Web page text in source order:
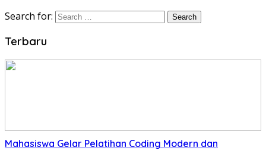
Search for:
Terbaru
Mahasiswa Gelar Pelatihan Coding Modern dan